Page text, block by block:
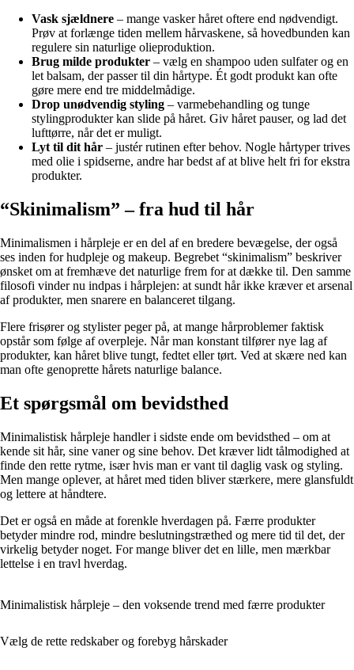
Vask sjældnere – mange vasker håret oftere end nødvendigt.
Prøv at forlænge tiden mellem hårvaskene, så hovedbunden kan
regulere sin naturlige olieproduktion.
Brug milde produkter – vælg en shampoo uden sulfater og en
let balsam, der passer til din hårtype. Ét godt produkt kan ofte
gøre mere end tre middelmådige.
Drop unødvendig styling – varmebehandling og tunge
stylingprodukter kan slide på håret. Giv håret pauser, og lad det
lufttørre, når det er muligt.
Lyt til dit hår – justér rutinen efter behov. Nogle hårtyper trives
med olie i spidserne, andre har bedst af at blive helt fri for ekstra
produkter.
“Skinimalism” – fra hud til hår
Minimalismen i hårpleje er en del af en bredere bevægelse, der også
ses inden for hudpleje og makeup. Begrebet “skinimalism” beskriver
ønsket om at fremhæve det naturlige frem for at dække til. Den samme
filosofi vinder nu indpas i hårplejen: at sundt hår ikke kræver et arsenal
af produkter, men snarere en balanceret tilgang.
Flere frisører og stylister peger på, at mange hårproblemer faktisk
opstår som følge af overpleje. Når man konstant tilfører nye lag af
produkter, kan håret blive tungt, fedtet eller tørt. Ved at skære ned kan
man ofte genoprette hårets naturlige balance.
Et spørgsmål om bevidsthed
Minimalistisk hårpleje handler i sidste ende om bevidsthed – om at
kende sit hår, sine vaner og sine behov. Det kræver lidt tålmodighed at
finde den rette rytme, især hvis man er vant til daglig vask og styling.
Men mange oplever, at håret med tiden bliver stærkere, mere glansfuldt
og lettere at håndtere.
Det er også en måde at forenkle hverdagen på. Færre produkter
betyder mindre rod, mindre beslutningstræthed og mere tid til det, der
virkelig betyder noget. For mange bliver det en lille, men mærkbar
lettelse i en travl hverdag.
Minimalistisk hårpleje – den voksende trend med færre produkter
Vælg de rette redskaber og forebyg hårskader